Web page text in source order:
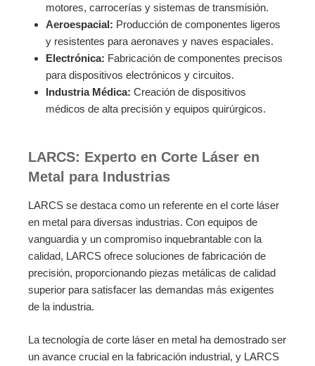
motores, carrocerías y sistemas de transmisión.
Aeroespacial: Producción de componentes ligeros
y resistentes para aeronaves y naves espaciales.
Electrónica: Fabricación de componentes precisos
para dispositivos electrónicos y circuitos.
Industria Médica: Creación de dispositivos
médicos de alta precisión y equipos quirúrgicos.
LARCS: Experto en Corte Láser en
Metal para Industrias
LARCS se destaca como un referente en el corte láser
en metal para diversas industrias. Con equipos de
vanguardia y un compromiso inquebrantable con la
calidad, LARCS ofrece soluciones de fabricación de
precisión, proporcionando piezas metálicas de calidad
superior para satisfacer las demandas más exigentes
de la industria.
La tecnología de corte láser en metal ha demostrado ser
un avance crucial en la fabricación industrial, y LARCS